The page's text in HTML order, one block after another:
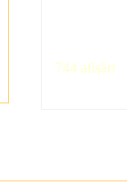
744 afișări